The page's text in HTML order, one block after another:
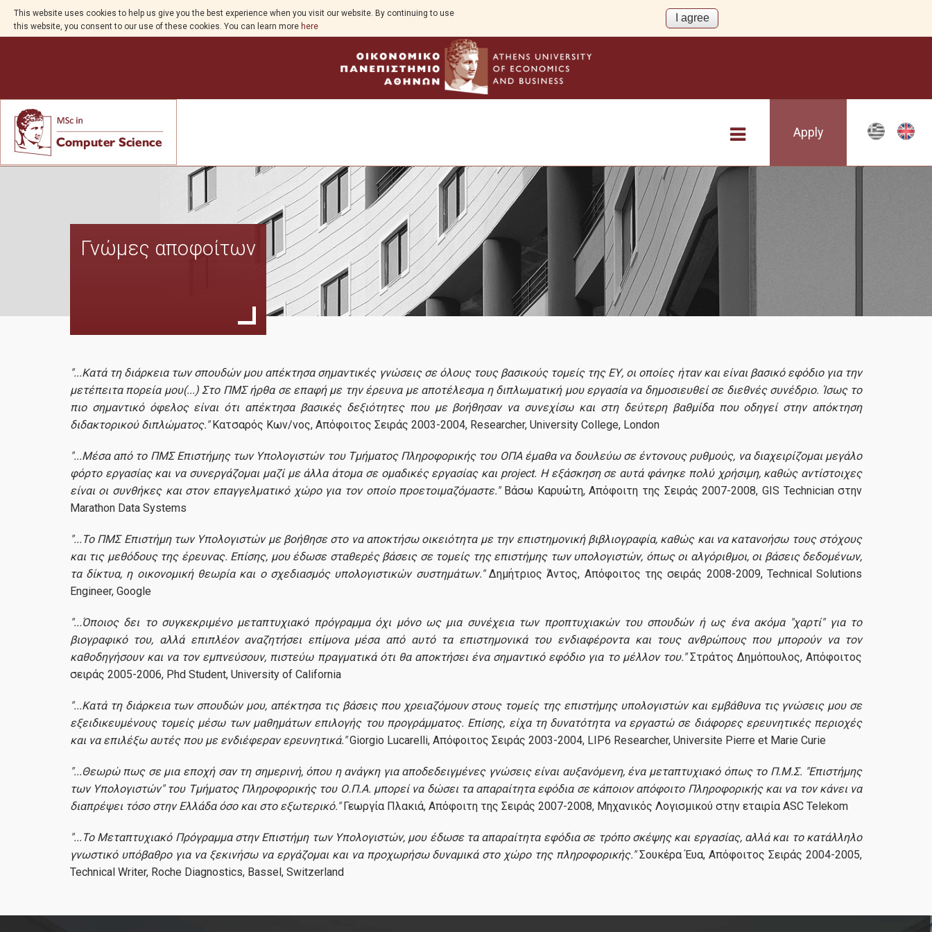
This website uses cookies to help us give you the best experience when you visit our website. By continuing to use
this website, you consent to our use of these cookies. You can learn more here
Apply
The Program
Welcome
Program Goals
History
Research
Department of Informatics
Applications
Application Forms
Life in Athens
Student Life
Transportation
Career
After Graduation
Γνώμες αποφοίτων
"...Κατά τη διάρκεια των σπουδών μου απέκτησα σημαντικές γνώσεις σε όλους τους βασικούς τομείς της ΕΥ, οι οποίες ήταν και είναι βασικό εφόδιο για την
μετέπειτα πορεία μου(...) Στο ΠΜΣ ήρθα σε επαφή με την έρευνα με αποτέλεσμα η διπλωματική μου εργασία να δημοσιευθεί σε διεθνές συνέδριο. Ίσως το
πιο σημαντικό όφελος είναι ότι απέκτησα βασικές δεξιότητες που με βοήθησαν να συνεχίσω και στη δεύτερη βαθμίδα που οδηγεί στην απόκτηση
διδακτορικού διπλώματος."Κατσαρός Κων/νος, Απόφοιτος Σειράς 2003-2004, Researcher, University College, London
"...Μέσα από το ΠΜΣ Επιστήμης των Υπολογιστών του Τμήματος Πληροφορικής του ΟΠΑ έμαθα να δουλεύω σε έντονους ρυθμούς, να διαχειρίζομαι μεγάλο
φόρτο εργασίας και να συνεργάζομαι μαζί με άλλα άτομα σε ομαδικές εργασίας και project. Η εξάσκηση σε αυτά φάνηκε πολύ χρήσιμη, καθώς αντίστοιχες
είναι οι συνθήκες και στον επαγγελματικό χώρο για τον οποίο προετοιμαζόμαστε."Βάσω Καρυώτη, Απόφοιτη της Σειράς 2007-2008, GIS Technician στην
Marathon Data Systems
"...Το ΠΜΣ Επιστήμη των Υπολογιστών με βοήθησε στο να αποκτήσω οικειότητα με την επιστημονική βιβλιογραφία, καθώς και να κατανοήσω τους στόχους
και τις μεθόδους της έρευνας. Επίσης, μου έδωσε σταθερές βάσεις σε τομείς της επιστήμης των υπολογιστών, όπως οι αλγόριθμοι, οι βάσεις δεδομένων,
τα δίκτυα, η οικονομική θεωρία και ο σχεδιασμός υπολογιστικών συστημάτων."Δημήτριος Άντος, Απόφοιτος της σειράς 2008-2009, Technical Solutions
Engineer, Google
"...Όποιος δει το συγκεκριμένο μεταπτυχιακό πρόγραμμα όχι μόνο ως μια συνέχεια των προπτυχιακών του σπουδών ή ως ένα ακόμα "χαρτί" για το
βιογραφικό του, αλλά επιπλέον αναζητήσει επίμονα μέσα από αυτό τα επιστημονικά του ενδιαφέροντα και τους ανθρώπους που μπορούν να τον
καθοδηγήσουν και να τον εμπνεύσουν, πιστεύω πραγματικά ότι θα αποκτήσει ένα σημαντικό εφόδιο για το μέλλον του."Στράτος Δημόπουλος, Απόφοιτος
σειράς 2005-2006, Phd Student, University of California
"...Κατά τη διάρκεια των σπουδών μου, απέκτησα τις βάσεις που χρειαζόμουν στους τομείς της επιστήμης υπολογιστών και εμβάθυνα τις γνώσεις μου σε
εξειδικευμένους τομείς μέσω των μαθημάτων επιλογής του προγράμματος. Επίσης, είχα τη δυνατότητα να εργαστώ σε διάφορες ερευνητικές περιοχές
και να επιλέξω αυτές που με ενδιέφεραν ερευνητικά."Giorgio Lucarelli, Απόφοιτος Σειράς 2003-2004, LIP6 Researcher, Universite Pierre et Marie Curie
"...Θεωρώ πως σε μια εποχή σαν τη σημερινή, όπου η ανάγκη για αποδεδειγμένες γνώσεις είναι αυξανόμενη, ένα μεταπτυχιακό όπως το Π.Μ.Σ. "Επιστήμης
των Υπολογιστών" του Τμήματος Πληροφορικής του Ο.Π.Α. μπορεί να δώσει τα απαραίτητα εφόδια σε κάποιον απόφοιτο Πληροφορικής και να τον κάνει να
διαπρέψει τόσο στην Ελλάδα όσο και στο εξωτερικό."Γεωργία Πλακιά, Απόφοιτη της Σειράς 2007-2008, Μηχανικός Λογισμικού στην εταιρία ASC Telekom
"...Το Μεταπτυχιακό Πρόγραμμα στην Επιστήμη των Υπολογιστών, μου έδωσε τα απαραίτητα εφόδια σε τρόπο σκέψης και εργασίας, αλλά και το κατάλληλο
γνωστικό υπόβαθρο για να ξεκινήσω να εργάζομαι και να προχωρήσω δυναμικά στο χώρο της πληροφορικής."Σουκέρα Έυα, Απόφοιτος Σειράς 2004-2005,
Technical Writer, Roche Diagnostics, Bassel, Switzerland